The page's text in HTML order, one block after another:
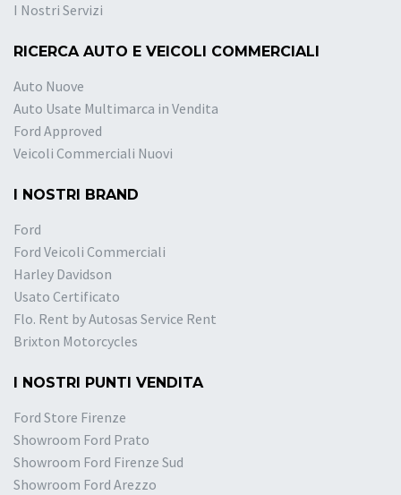
I Nostri Servizi
RICERCA AUTO E VEICOLI COMMERCIALI
Auto Nuove
Auto Usate Multimarca in Vendita
Ford Approved
Veicoli Commerciali Nuovi
I NOSTRI BRAND
Ford
Ford Veicoli Commerciali
Harley Davidson
Usato Certificato
Flo. Rent by Autosas Service Rent
Brixton Motorcycles
I NOSTRI PUNTI VENDITA
Ford Store Firenze
Showroom Ford Prato
Showroom Ford Firenze Sud
Showroom Ford Arezzo